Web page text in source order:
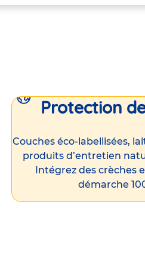
Protection
Couches éco-labellisées,
produits d’entretien
Intégrez des crèches
démarche